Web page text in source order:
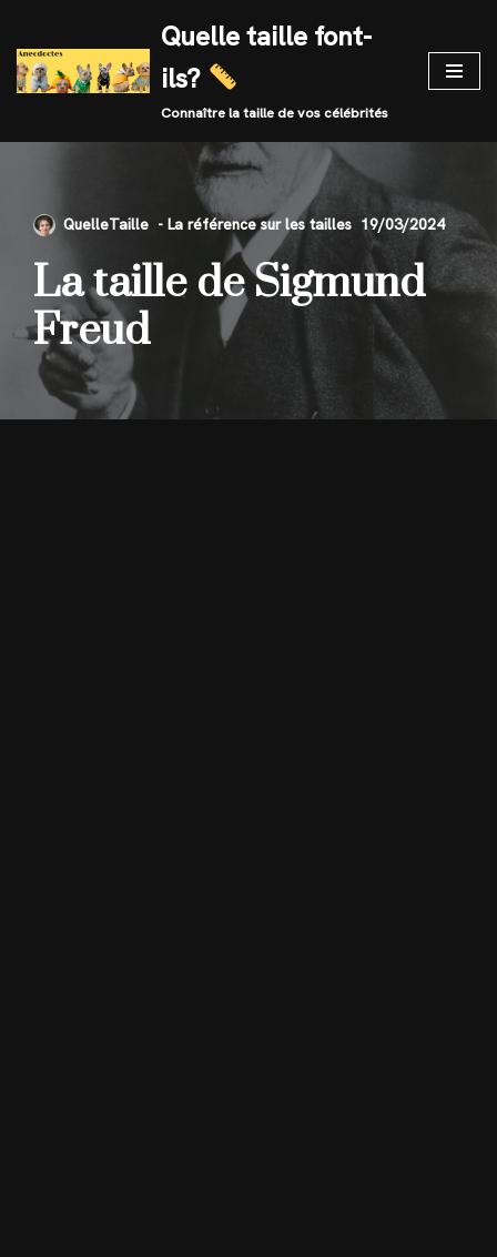
Skip
to
Quelle taille font-
ils?
Connaître la taille de vos célébrités
QuelleTaille 19/03/2024
La taille de Sigmund
Freud